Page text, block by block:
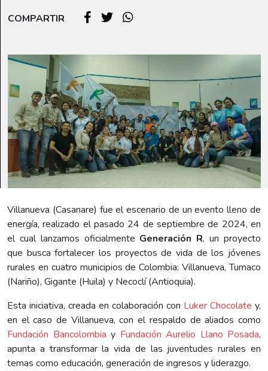
COMPARTIR
Villanueva (Casanare) fue el escenario de un evento lleno de
energía, realizado el pasado 24 de septiembre de 2024, en
el cual lanzamos oficialmente Generación R, un proyecto
que busca fortalecer los proyectos de vida de los jóvenes
rurales en cuatro municipios de Colombia: Villanueva, Tumaco
(Nariño), Gigante (Huila) y Necoclí (Antioquia).
Esta iniciativa, creada en colaboración con Luker Chocolate y,
en el caso de Villanueva, con el respaldo de aliados como
Fundación Bancolombia y Fundación Aurelio Llano Posada,
apunta a transformar la vida de las juventudes rurales en
temas como educación, generación de ingresos y liderazgo.